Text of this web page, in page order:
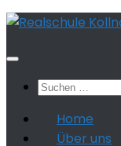
Zum
springen
Suchen
Home
Über uns